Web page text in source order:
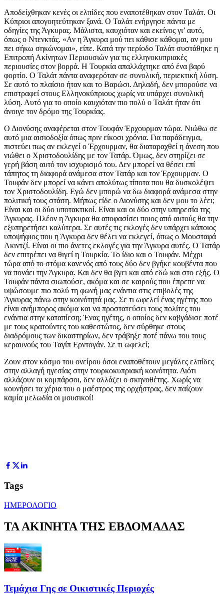
Αποδείχθηκαν κενές οι ελπίδες που εναποτέθηκαν στον Ταλάτ. Οι
Κύπριοι απογοητεύτηκαν ξανά. Ο Ταλάτ ενήργησε πάντα με
οδηγίες της Άγκυρας. Μάλιστα, καυχιόταν και εκείνος γι’ αυτό,
όπως ο Ντενκτάς. «Αν η Άγκυρα μού πει κάθισε κάθομαι, αν μου
πει σήκω σηκώνομαι», είπε. Κατά την περίοδο Ταλάτ συστάθηκε η
Επιτροπή Ακίνητων Περιουσιών για τις ελληνοκυπριακές
περιουσίες στον βορρά. Η Τουρκία απαλλάχτηκε από ένα βαρύ
φορτίο. Ο Ταλάτ πάντα αναφερόταν σε συνολική, περιεκτική λύση.
Σε αυτό το πλαίσιο ήταν και το Βαρώσι. Δηλαδή, δεν μπορούσε να
επιστραφεί στους Ελληνοκύπριους χωρίς να υπάρχει συνολική
λύση. Αυτό για το οποίο καυχιόταν πιο πολύ ο Ταλάτ ήταν ότι
άνοιγε τον δρόμο της Τουρκίας.
Ο Διονύσης αναφέρεται στον Τουφάν Έρχουρμαν τώρα. Νιώθω σε
αυτό μια αισιοδοξία όπως πριν είκοσι χρόνια. Για παράδειγμα,
πιστεύει πως αν εκλεγεί ο Έρχουρμαν, θα διαταραχθεί η άνεση που
νιώθει ο Χριστοδουλίδης με τον Τατάρ. Όμως, δεν στηρίζει σε
γερή βάση αυτό τον ισχυρισμό του. Δεν μπορεί να θέσει επί
τάπητος τη διαφορά ανάμεσα στον Τατάρ και τον Έρχουρμαν. Ο
Τουφάν δεν μπορεί να κάνει απολύτως τίποτα που θα δυσκολέψει
τον Χριστοδουλίδη. Εγώ δεν μπορώ να δω διαφορά ανάμεσα στην
πολιτική τους στάση. Μήπως είδε ο Διονύσης και δεν μου το λέει;
Είναι και οι δύο υποτακτικοί. Είναι και οι δύο στην υπηρεσία της
Άγκυρας. Πλέον η Άγκυρα θα αποφασίσει ποιος από αυτούς θα την
εξυπηρετήσει καλύτερα. Σε αυτές τις εκλογές δεν υπάρχει κάποιος
υποψήφιος που η Άγκυρα δεν θέλει να εκλεγεί, όπως ο Μουσταφά
Ακιντζί. Είναι οι πιο άνετες εκλογές για την Άγκυρα αυτές. Ο Τατάρ
δεν επιτρέπει να θιγεί η Τουρκία. Το ίδιο και ο Τουφάν. Μέχρι
τώρα από το στόμα κανενός από τους δύο δεν βγήκε κουβέντα που
να πονάει την Άγκυρα. Και δεν θα βγει και από εδώ και στο εξής. Ο
Τουφάν πάντα σιωπούσε, ακόμα και σε καιρούς που έπρεπε να
υψώσουμε πιο πολύ τη φωνή μας ενάντια στις επιβολές της
Άγκυρας πάνω στην κοινότητά μας. Σε τι ωφελεί ένας ηγέτης που
είναι ανήμπορος ακόμα και να προστατεύσει τους πολίτες του
ενάντια στην καταπίεση; Ένας ηγέτης, ο οποίος δεν καβγάδισε ποτέ
με τους κρατούντες του καθεστώτος, δεν σύρθηκε στους
διαδρόμους των δικαστηρίων, δεν τράβηξε ποτέ πάνω του τους
κεραυνούς του Ταγίπ Ερντογάν. Σε τι ωφελεί;
Ζουν στον κόσμο του ονείρου όσοι εναποθέτουν μεγάλες ελπίδες
στην αλλαγή ηγεσίας στην τουρκοκυπριακή κοινότητα. Διότι
αλλάζουν οι κομπάρσοι, δεν αλλάζει ο σκηνοθέτης. Χωρίς να
κουνήσει τα χέρια του ο μαέστρος της ορχήστρας, δεν παίζουν
καμία μελωδία οι μουσικοί!
Tags
ΗΜΕΡΟΛΟΓΙΟ
ΤΑ ΑΚΙΝΗΤΑ ΤΗΣ ΕΒΔΟΜΑΔΑΣ
Τεμάχια Γης σε Οικιστικές Περιοχές